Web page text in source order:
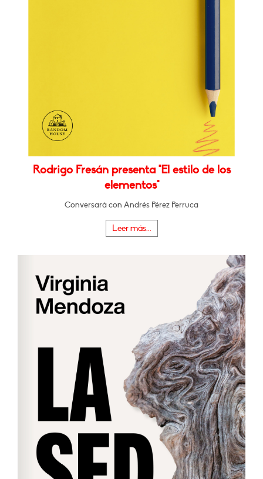
Rodrigo Fresán presenta "El estilo de los
elementos"
Conversará con Andrés Pérez Perruca
Leer más...